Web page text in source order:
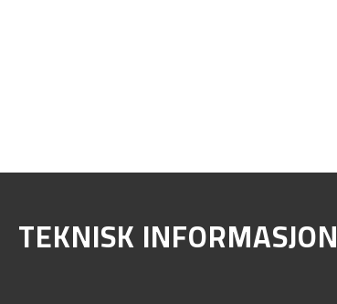
TEKNISK INFORMASJON